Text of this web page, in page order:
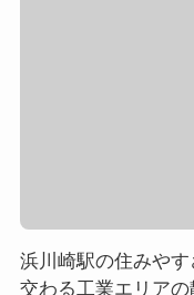
浜川崎駅の住みや
交わる工業エリア